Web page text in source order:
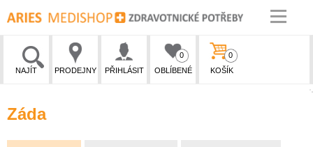
NAJÍT PRODEJNY PŘIHLÁSIT OBLÍBENÉ
0
KOŠÍK
0
Záda